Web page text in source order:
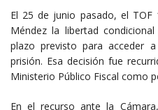
El 25 de junio pasado, el
Méndez la libertad
plazo previsto para acceder
prisión. Esa decisión fue
Ministerio Público Fiscal como
En el recurso ante la